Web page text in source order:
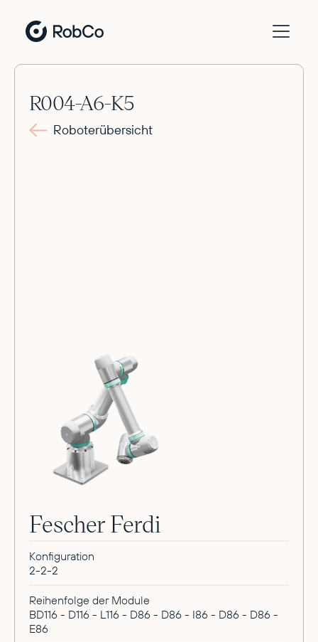
R004-A6-K5
Roboterübersicht
Fescher Ferdi
Konfiguration
2-2-2
Reihenfolge der Module
BD116 - D116 - L116 - D86 - D86 - I86 - D86 - D86 -
E86